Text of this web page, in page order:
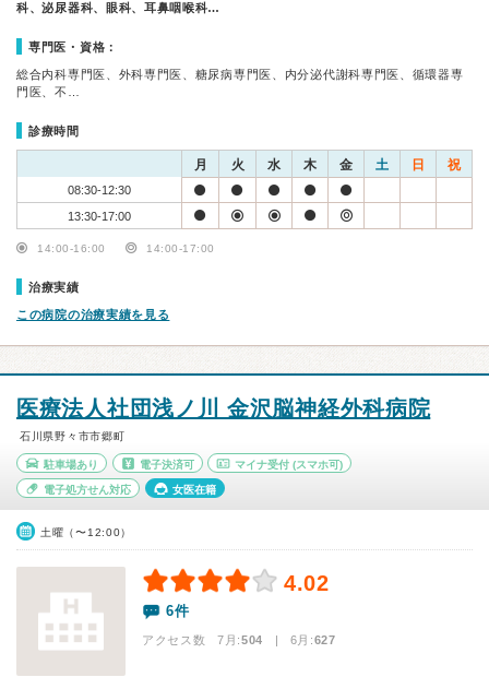
科、泌尿器科、眼科、耳鼻咽喉科…
専門医・資格：
総合内科専門医、外科専門医、糖尿病専門医、内分泌代謝科専門医、循環器専
門医、不…
診療時間
月 火 水 木 金 土 日 祝
08:30-12:30
13:30-17:00
14:00-16:00 14:00-17:00
治療実績
この病院の治療実績を見る
医療法人社団浅ノ川 金沢脳神経外科病院
石川県野々市市郷町
駐車場あり 電子決済可 マイナ受付 (スマホ可)
電子処方せん対応 女医在籍
土曜（〜12:00）
4.02
6件
アクセス数 7月:504 | 6月:627